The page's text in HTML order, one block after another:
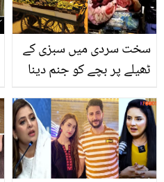
سخت سردی میں سبزی کے
ٹھیلے پر بچے کو جنم دینا
جگہ پیش آیا؟